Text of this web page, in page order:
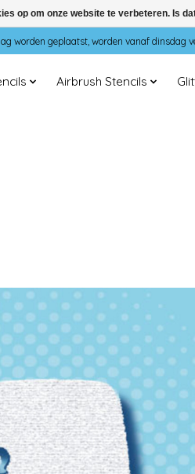
worden geplaatst, worden vanaf dinsdag
Airbrush Stencils
op om onze website te verbeteren. Is